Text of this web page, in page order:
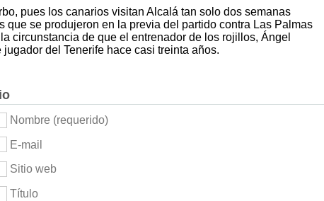
pues los canarios visitan Alcalá tan solo dos semanas
que se produjeron en la previa del partido contra Las Palmas
circunstancia de que el entrenador de los rojillos, Ángel
del Tenerife hace casi treinta años.
Nombre (requerido)
E-mail
Sitio web
Título